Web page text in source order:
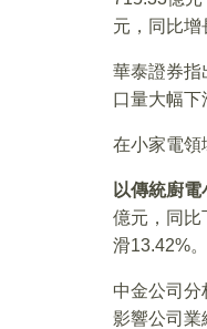
元，同比增
華泰證券指
口量大幅下
在小家電領
以傳統廚電
億元，同比
滑13.42%。
中金公司
影響公司業